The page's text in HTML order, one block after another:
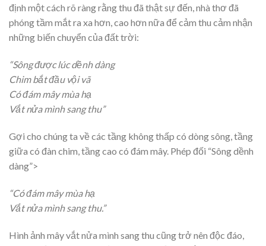
định một cách rõ ràng rằng thu đã thật sự đến, nhà thơ đã
phóng tầm mắt ra xa hơn, cao hơn nữa để cảm thu cảm nhận
những biến chuyển của đất trời:
“Sông được lúc dềnh dàng
Chim bắt đầu vội vã
Có đám mây mùa hạ
Vắt nửa mình sang thu”
Gợi cho chúng ta về các tầng không thấp có dòng sông, tầng
giữa có đàn chim, tầng cao có đám mây. Phép đối “Sông dềnh
dàng”>
“Có đám mây mùa hạ
Vắt nửa mình sang thu.”
Hình ảnh mây vắt nửa mình sang thu cũng trở nên độc đáo,